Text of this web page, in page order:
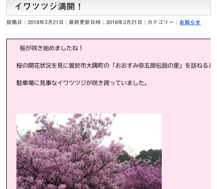
イワツツジ満開！
投稿日 : 2018年3月21日 最終更新日時 : 2018年3月21日 カテゴリー : お知らせ
桜が咲き始めましたね！
桜の開花状況を見に曽於市大隅町の「おおすみ弥五郎伝説の里」を訪ねると
駐車場に見事なイワツツジが咲き誇っていました。